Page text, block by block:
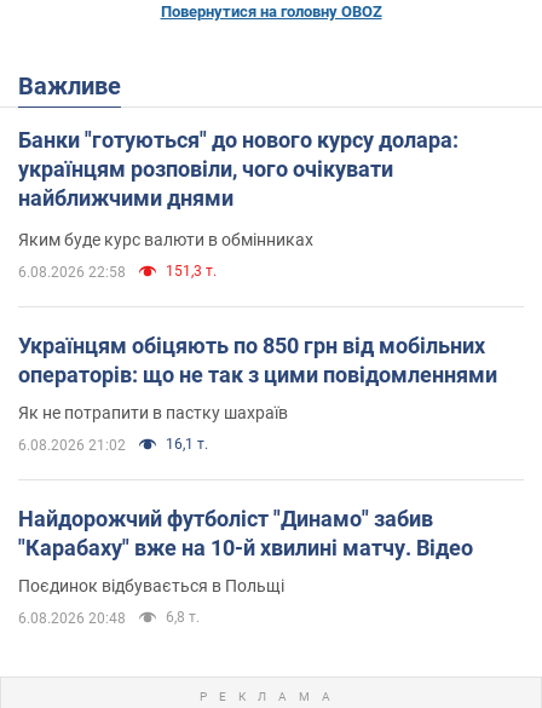
Повернутися на головну OBOZ
Важливе
Банки "готуються" до нового курсу долара:
українцям розповіли, чого очікувати
найближчими днями
Яким буде курс валюти в обмінниках
6.08.2026 22:58 151,3 т.
Українцям обіцяють по 850 грн від мобільних
операторів: що не так з цими повідомленнями
Як не потрапити в пастку шахраїв
6.08.2026 21:02 16,1 т.
Найдорожчий футболіст "Динамо" забив
"Карабаху" вже на 10-й хвилині матчу. Відео
Поєдинок відбувається в Польщі
6.08.2026 20:48 6,8 т.